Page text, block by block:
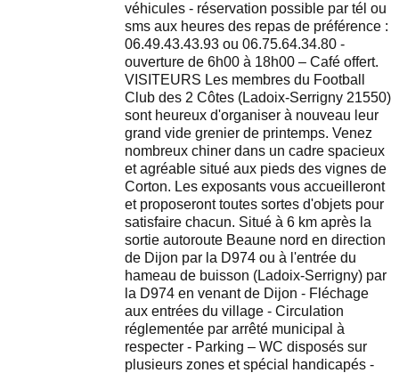
véhicules - réservation possible par tél ou
sms aux heures des repas de préférence :
06.49.43.43.93 ou 06.75.64.34.80 -
ouverture de 6h00 à 18h00 – Café offert.
VISITEURS Les membres du Football
Club des 2 Côtes (Ladoix-Serrigny 21550)
sont heureux d'organiser à nouveau leur
grand vide grenier de printemps. Venez
nombreux chiner dans un cadre spacieux
et agréable situé aux pieds des vignes de
Corton. Les exposants vous accueilleront
et proposeront toutes sortes d'objets pour
satisfaire chacun. Situé à 6 km après la
sortie autoroute Beaune nord en direction
de Dijon par la D974 ou à l'entrée du
hameau de buisson (Ladoix-Serrigny) par
la D974 en venant de Dijon - Fléchage
aux entrées du village - Circulation
réglementée par arrêté municipal à
respecter - Parking – WC disposés sur
plusieurs zones et spécial handicapés -